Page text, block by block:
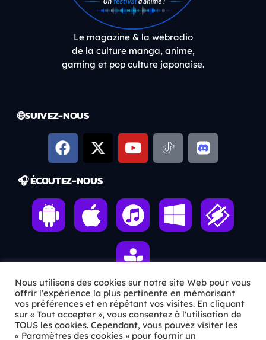
Le magazine & la webradio
de la culture manga, anime,
gaming et pop culture japonaise.
🌐 SUIVEZ-NOUS
🎧 ÉCOUTEZ-NOUS
ℹ️ INFOS PRATIQUES
Nous utilisons des cookies sur notre site Web pour vous
offrir l'expérience la plus pertinente en mémorisant
vos préférences et en répétant vos visites. En cliquant
sur « Tout accepter », vous consentez à l'utilisation de
TOUS les cookies. Cependant, vous pouvez visiter les
« Paramètres des cookies » pour fournir un